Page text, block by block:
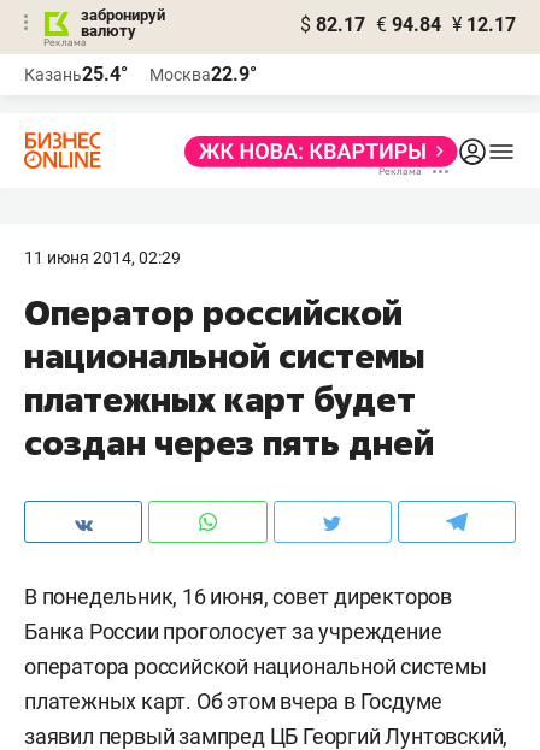
забронируй
валюту
$ 82.17 € 94.84 ¥ 12.17
Казань25.4° Москва22.9°
11 июня 2014, 02:29
Оператор российской
национальной системы
платежных карт будет
создан через пять дней
В понедельник, 16 июня, совет директоров
Банка России проголосует за учреждение
оператора российской национальной системы
платежных карт. Об этом вчера в Госдуме
заявил первый зампред ЦБ Георгий Лунтовский,